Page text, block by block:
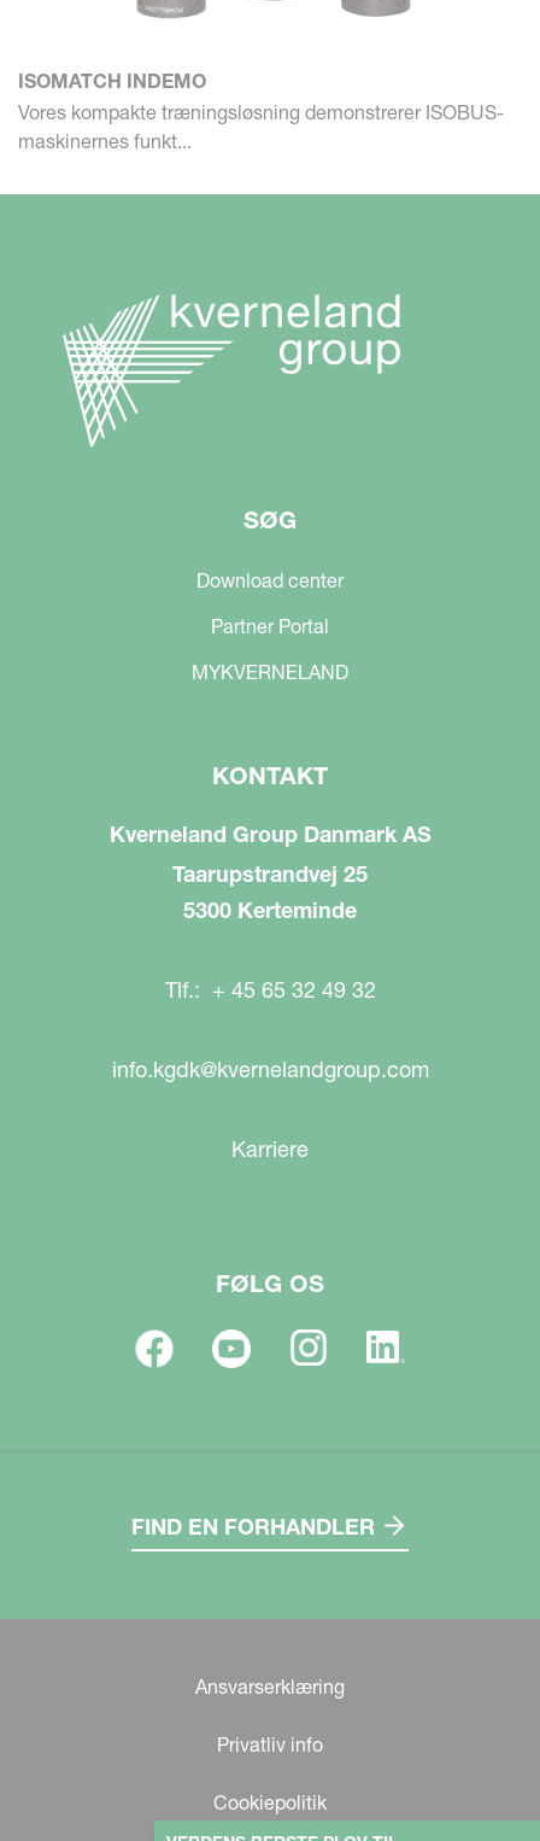
ISOMATCH INDEMO
Vores kompakte træningsløsning demonstrerer ISOBUS-
maskinernes funkt...
SØG
Download center
Partner Portal
MYKVERNELAND
KONTAKT
Kverneland Group Danmark AS
Taarupstrandvej 25
5300 Kerteminde
Tlf.: + 45 65 32 49 32
info.kgdk@kvernelandgroup.com
Karriere
FØLG OS
FIND EN FORHANDLER
Ansvarserklæring
Privatliv info
Cookiepolitik